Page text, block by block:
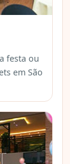
festa ou
em São